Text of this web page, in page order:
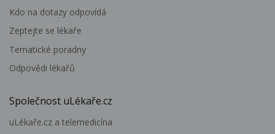
Kdo na dotazy odpovídá
Zeptejte se lékaře
Tematické poradny
Odpovědi lékařů
Společnost uLékaře.cz
uLékaře.cz a telemedicína